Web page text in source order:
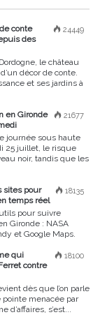
24449
conte
des
le château
décor de conte.
et ses jardins à
21677
en Gironde
journée sous haute
25 juillet, le risque
noir, tandis que les
18135
sites pour
temps réel
pour suivre
Gironde : NASA
et Google Maps.
18100
qui
contre
dès que l’on parle
pointe menacée par
d’affaires, s’est...